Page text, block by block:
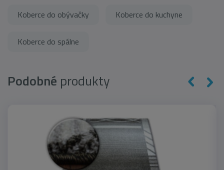
Koberce do obývačky Koberce do kuchyne
Koberce do spálne
Podobné produkty